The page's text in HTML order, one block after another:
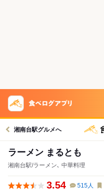
湘南台駅グルメへ
ラーメン まるとも
湘南台駅/ラーメン､ 中華料理
3.54 515人